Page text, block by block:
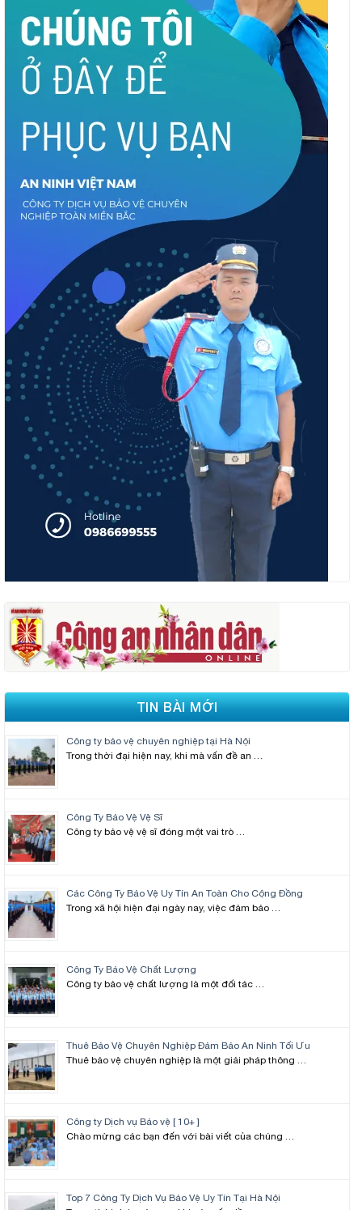
TIN BÀI MỚI
Công ty bảo vệ chuyên nghiệp tại Hà Nội
Trong thời đại hiện nay, khi mà vấn đề an …
Công Ty Bảo Vệ Vệ Sĩ
Công ty bảo vệ vệ sĩ đóng một vai trò …
Các Công Ty Bảo Vệ Uy Tín An Toàn Cho Cộng Đồng
Trong xã hội hiện đại ngày nay, việc đảm bảo …
Công Ty Bảo Vệ Chất Lượng
Công ty bảo vệ chất lượng là một đối tác …
Thuê Bảo Vệ Chuyên Nghiệp Đảm Bảo An Ninh Tối Ưu
Thuê bảo vệ chuyên nghiệp là một giải pháp thông …
Công ty Dịch vụ Bảo vệ [ 10+ ]
Chào mừng các bạn đến với bài viết của chúng …
Top 7 Công Ty Dịch Vụ Bảo Vệ Uy Tín Tại Hà Nội